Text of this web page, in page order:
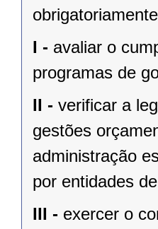
I - avaliar o
programas de
II - verificar a
gestões
administração
por entidades
III - exercer o